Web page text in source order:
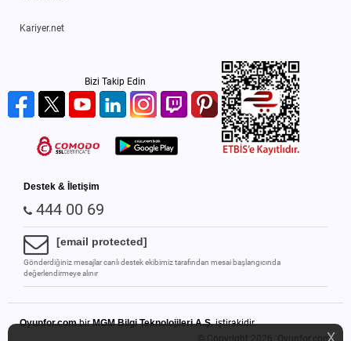
X
Kariyer.net
Bizi Takip Edin
Destek & İletişim
444 00 69
[email protected]
Gönderdiğiniz mesajlar canlı destek ekibimiz tarafından mesai başlangıcında
değerlendirmeye alınır
Oyunfor.combirMGM Bilgi Teknolojileri A.Ş.iştirakidir.
© Copyright 2026. Oyunfor.com